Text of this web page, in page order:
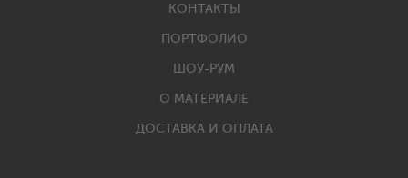
КОНТАКТЫ
ПОРТФОЛИО
ШОУ-РУМ
О МАТЕРИАЛЕ
ДОСТАВКА И ОПЛАТА